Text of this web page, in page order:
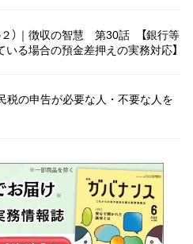
２）｜徴収の智慧 第30話 【銀行等
る場合の預金差押えの実務対応】
税の申告が必要な人・不要な人を